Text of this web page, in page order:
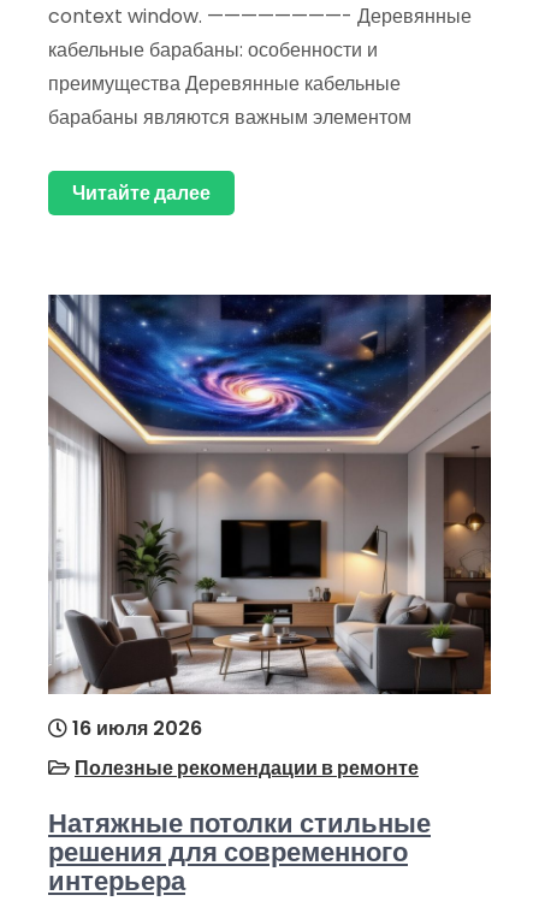
context window. ————————- Деревянные
кабельные барабаны: особенности и
преимущества Деревянные кабельные
барабаны являются важным элементом
Читайте далее
16 июля 2026
Полезные рекомендации в ремонте
Натяжные потолки стильные
решения для современного
интерьера